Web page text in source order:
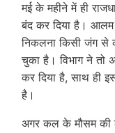
मई के महीने में ही
बंद कर दिया है।
निकलना किसी जंग से
चुका है। विभाग ने तो
कर दिया है, साथ ही
है।
अगर कल के मौसम की